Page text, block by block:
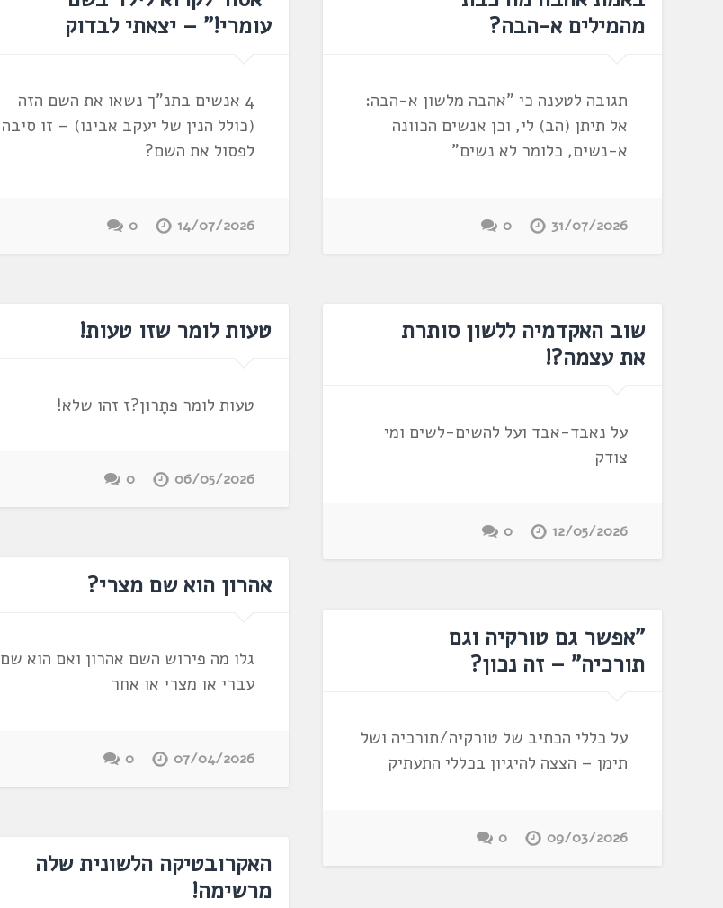
מהמילים א-הבה?
תגובה לטענה כי "אהבה מלשון א-הבה:
אל תיתן (הב) לי, וכן אנשים הכוונה
א-נשים, כלומר לא נשים"
31/07/2026
0
עומרי!" – יצאתי לבדוק
4 אנשים בתנ"ך נשאו את השם הזה
(כולל הנין של יעקב אבינו) – זו סיבה
לפסול את השם?
14/07/2026
0
שוב האקדמיה ללשון סותרת
את עצמה?!
על נאבד-אבד ועל להשים-לשים ומי
צודק
12/05/2026
0
טעות לומר שזו טעות!
טעות לומר פתָרון?ז זהו שלא!
06/05/2026
0
אהרון הוא שם מצרי?
גלו מה פירוש השם אהרון ואם הוא שם
עברי או מצרי או אחר
07/04/2026
0
"אפשר גם טורקיה וגם
תורכיה" – זה נכון?
על כללי הכתיב של טורקיה/תורכיה ושל
תימן – הצצה להיגיון בכללי התעתיק
09/03/2026
0
האקרובטיקה הלשונית שלה
מרשימה!